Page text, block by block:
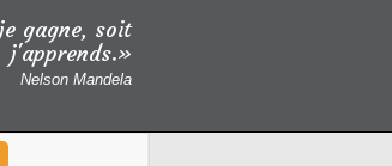
gagne, soit
j'apprends.»
Nelson Mandela